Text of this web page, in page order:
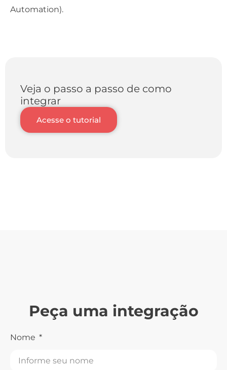
Automation).
Veja o passo a passo de como
integrar
Acesse o tutorial
Peça uma integração
Nome